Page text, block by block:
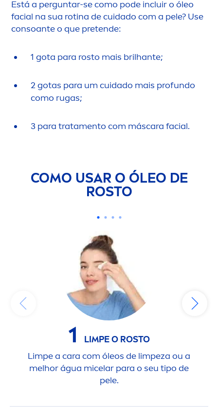
Está a perguntar-se como pode incluir o óleo
facial na sua rotina de cuidado com a pele? Use
consoante o que pretende:
1 gota para rosto mais brilhante;
2 gotas para um cuidado mais profundo
como rugas;
3 para tratamento com máscara facial.
COMO USAR O ÓLEO DE
ROSTO
1
LIMPE O ROSTO
Limpe a cara com óleos de limpeza ou a
melhor água micelar para o seu tipo de
pele.